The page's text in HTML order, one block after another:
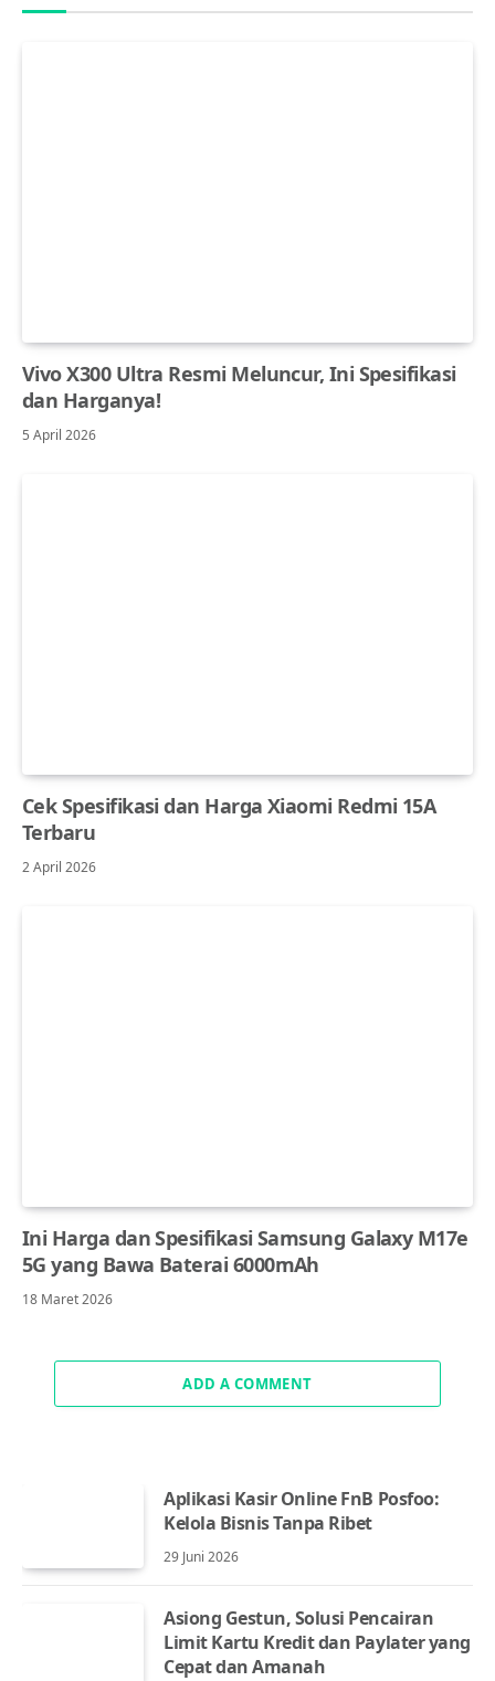
Vivo X300 Ultra Resmi Meluncur, Ini Spesifikasi
dan Harganya!
5 April 2026
Cek Spesifikasi dan Harga Xiaomi Redmi 15A
Terbaru
2 April 2026
Ini Harga dan Spesifikasi Samsung Galaxy M17e
5G yang Bawa Baterai 6000mAh
18 Maret 2026
ADD A COMMENT
Aplikasi Kasir Online FnB Posfoo:
Kelola Bisnis Tanpa Ribet
29 Juni 2026
Asiong Gestun, Solusi Pencairan
Limit Kartu Kredit dan Paylater yang
Cepat dan Amanah